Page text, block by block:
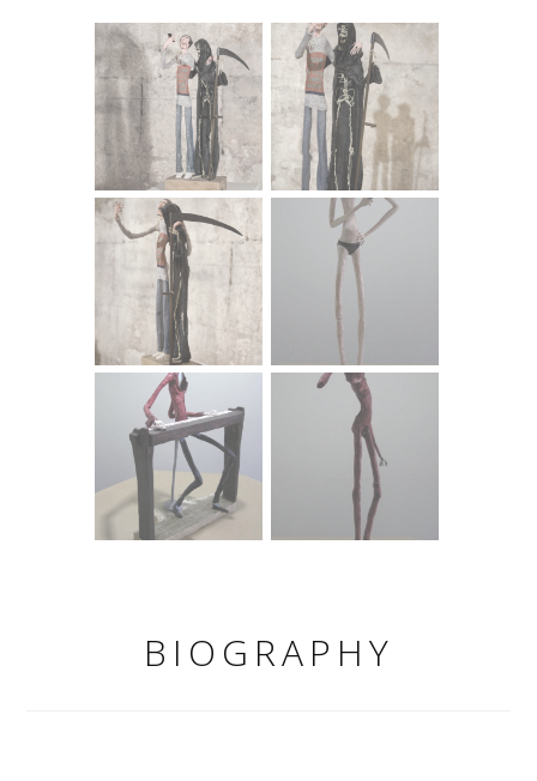
ponegdje u potpunosti izostavlja modeliranje njihovih lica
svodeći ih na izobličene amorfne, gotovo rastapajuće,
forme sugerirajući time da njihova individualnost nije
važna, oni su svedeni na konzumenta/statista čija je
primarna uloga, u vrtlogu potrošačkog ciklusa, držati
predmet - proizvod - mobitel. Likovi koji gube svoju
individualnost, uz dojam raspadanja i poroznosti
materije, promatrača dovode do zaključka o negativnim
posljedicama takvog, često nekritički prihvaćenog, načina
Kroz skulpturu ˝Fetiš˝, inspiriran ritualnim plemenskim
običajima, umjetnik dodatno razvija ovu ideju
modelirajući lik namijenjen skupljanju štetnih zračenja i
ostalih mogućih negativnih utjecaja mobitela.
Ekspresivnošću izvedbe ˝Fetiš˝ nadilazi ostale skulpture
unutar ciklusa izvijenim linijama tijela asocirajući na
nervozne linije Egona Schielea i naglašavajući duge ruke
koje simbolično završavaju u obliku prekinutih telefonskih
žica. Gotovo raspadnuta figura, tamno-crvene boje govori
da je proces ´prikupljanja štetnosti´ na samom kraju
umjetnika, posvećena je seriji nesretnih slučajeva ljudi koji
su stradali pokušavajući snimiti selfie na nedostupnim
BIOGRAPHY